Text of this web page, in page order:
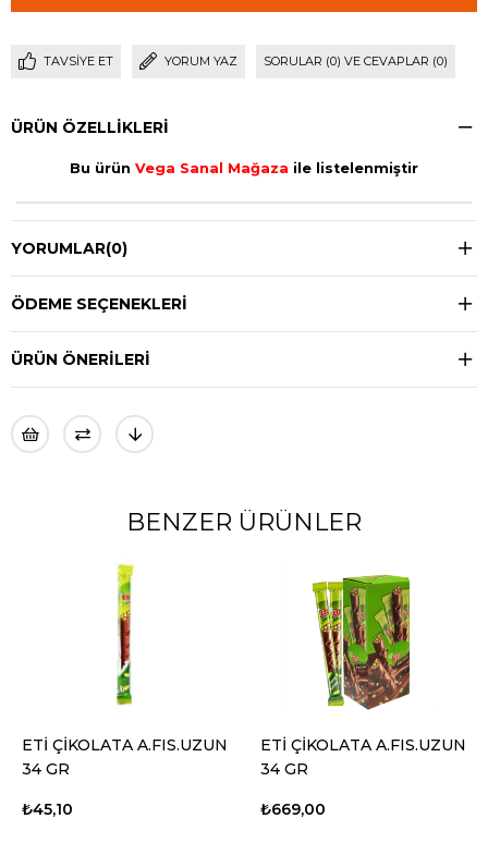
TAVSIYE ET YORUM YAZ SORULAR (0) VE CEVAPLAR (0)
ÜRÜN ÖZELLIKLERI
Bu ürün Vega Sanal Mağaza ile listelenmiştir
YORUMLAR(0)
ÖDEME SEÇENEKLERI
ÜRÜN ÖNERILERI
BENZER ÜRÜNLER
ETİ ÇİKOLATA A.FIS.UZUN
34 GR
₺45,10
ETİ ÇİKOLATA A.FIS.UZUN
34 GR
₺669,00